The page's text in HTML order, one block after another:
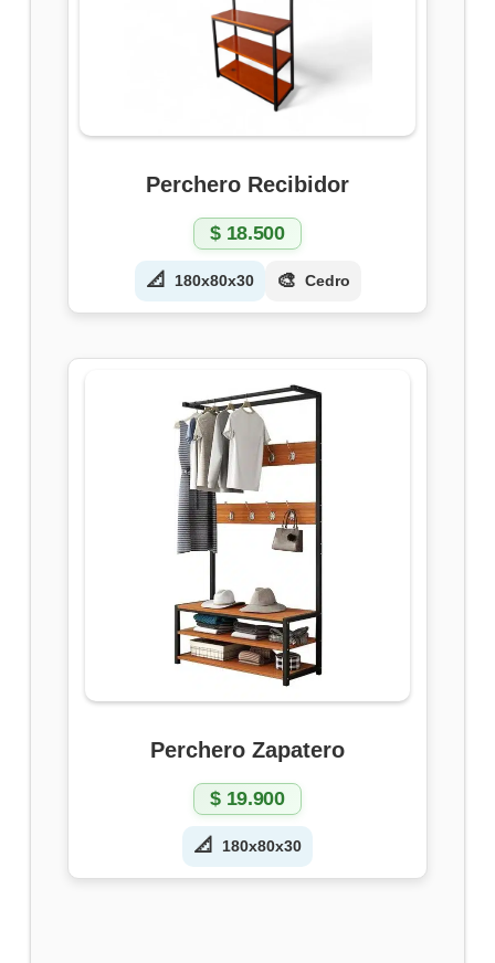
Perchero Recibidor
📐 180x80x30 🎨 Cedro
$18.500
Perchero Zapatero
📐 180x80x30
$19.900